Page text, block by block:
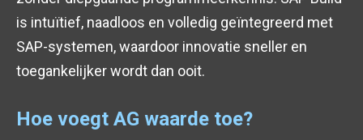
is intuïtief, naadloos en volledig geïntegreerd met
SAP-systemen, waardoor innovatie sneller en
toegankelijker wordt dan ooit.
Hoe voegt AG waarde toe?